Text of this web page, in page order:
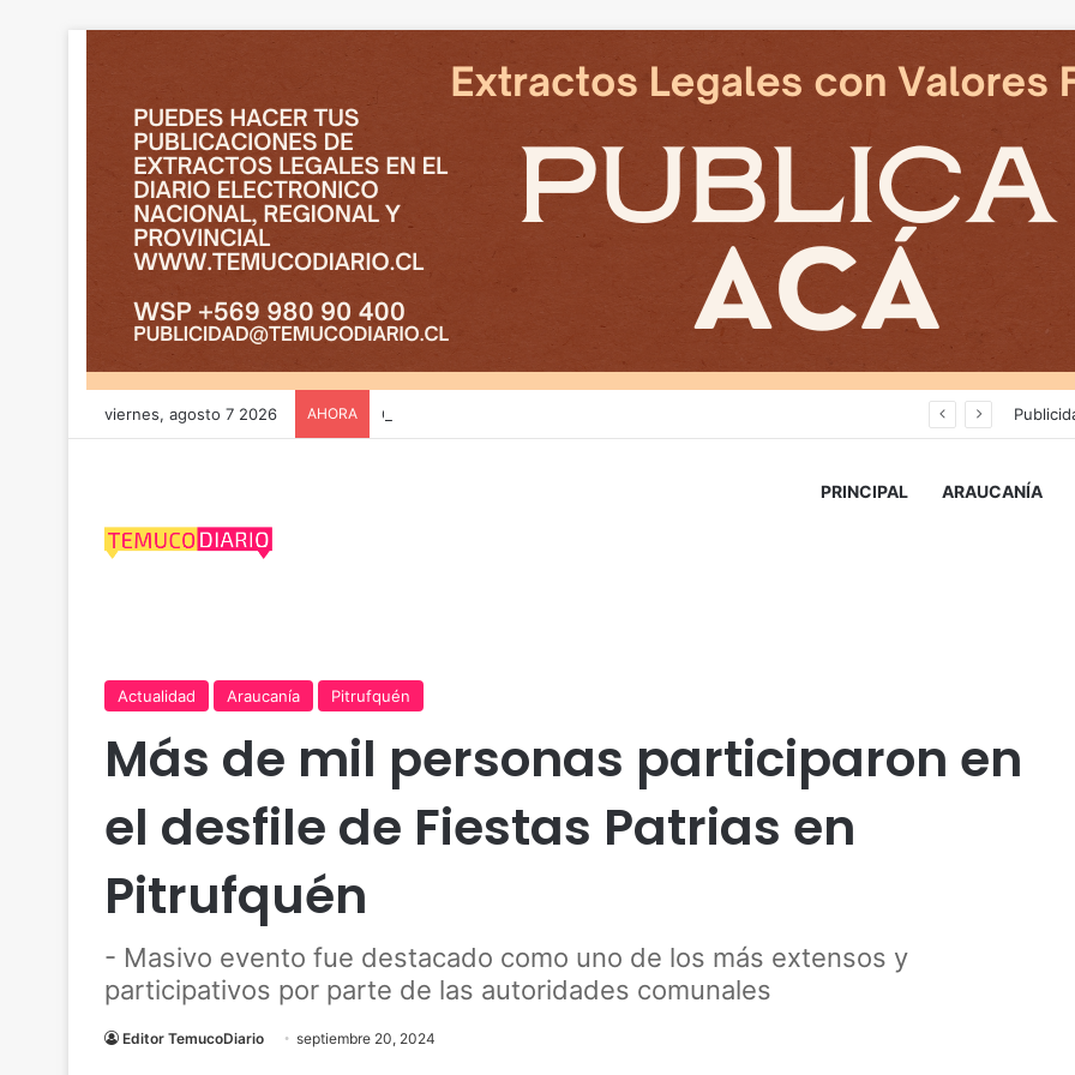
viernes, agosto 7 2026 AHORA
PRINCIPAL ARAUCANÍA
Actualidad Araucanía Pitrufquén
Más de mil personas participaron en
el desfile de Fiestas Patrias en
Pitrufquén
- Masivo evento fue destacado como uno de los más extensos y
participativos por parte de las autoridades comunales
Editor TemucoDiario septiembre 20, 2024